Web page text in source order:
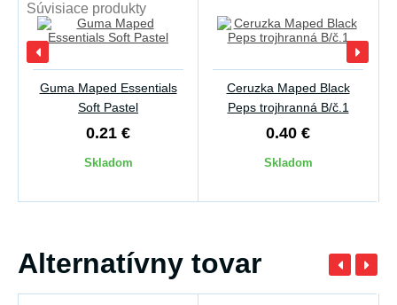
Súvisiace produkty
Guma Maped Essentials
Soft Pastel
0.21 €
Skladom
Ceruzka Maped Black
Peps trojhranná B/č.1
0.40 €
Skladom
Alternatívny tovar